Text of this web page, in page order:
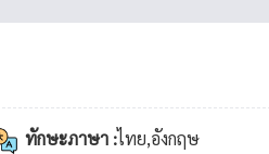
ทักษะภาษา :ไทย,อังกฤษ